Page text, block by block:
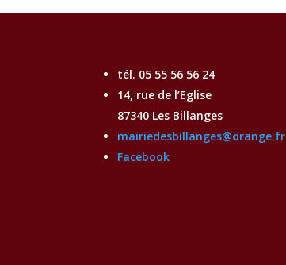
tél. 05 55 56 56 24
14, rue de l’Eglise
87340 Les Billanges
mairiedesbillanges@orange.fr
Facebook